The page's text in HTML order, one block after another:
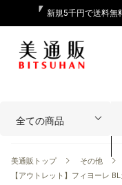
新規5千円で送料無
美通販トップ その他
【アウトレット】フィヨーレ